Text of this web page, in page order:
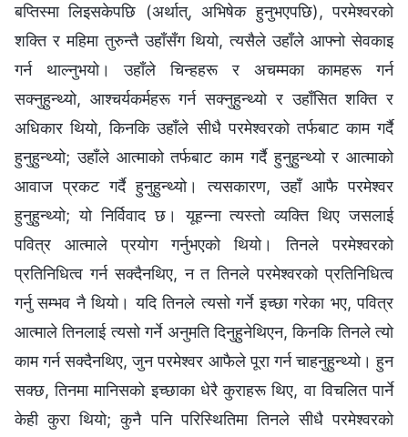
बप्तिस्मा लिइसकेपछि (अर्थात्, अभिषेक हुनुभएपछि), परमेश्‍वरको
शक्ति र महिमा तुरुन्तै उहाँसँग थियो, त्यसैले उहाँले आफ्नो सेवकाइ
गर्न थाल्नुभयो। उहाँले चिन्‍हहरू र अचम्‍मका कामहरू गर्न
सक्नुहुन्थ्यो, आश्‍चर्यकर्महरू गर्न सक्नुहुन्थ्यो र उहाँसित शक्ति र
अधिकार थियो, किनकि उहाँले सीधै परमेश्‍वरको तर्फबाट काम गर्दै
हुनुहुन्थ्यो; उहाँले आत्माको तर्फबाट काम गर्दै हुनुहुन्थ्यो र आत्माको
आवाज प्रकट गर्दै हुनुहुन्थ्यो। त्यसकारण, उहाँ आफै परमेश्‍वर
हुनुहुन्थ्यो; यो निर्विवाद छ। यूहन्ना त्यस्तो व्यक्ति थिए जसलाई
पवित्र आत्माले प्रयोग गर्नुभएको थियो। तिनले परमेश्‍वरको
प्रतिनिधित्व गर्न सक्दैनथिए, न त तिनले परमेश्‍वरको प्रतिनिधित्व
गर्नु सम्भव नै थियो। यदि तिनले त्यसो गर्ने इच्छा गरेका भए, पवित्र
आत्माले तिनलाई त्यसो गर्ने अनुमति दिनुहुनेथिएन, किनकि तिनले त्यो
काम गर्न सक्दैनथिए, जुन परमेश्‍वर आफैले पूरा गर्न चाहनुहुन्थ्यो। हुन
सक्छ, तिनमा मानिसको इच्छाका धेरै कुराहरू थिए, वा विचलित पार्ने
केही कुरा थियो; कुनै पनि परिस्थितिमा तिनले सीधै परमेश्‍वरको